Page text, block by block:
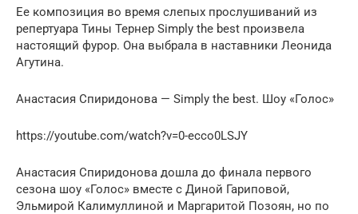
Ее композиция во время слепых прослушиваний из
репертуара Тины Тернер Simply the best произвела
настоящий фурор. Она выбрала в наставники Леонида
Агутина.
Анастасия Спиридонова — Simply the best. Шоу «Голос»
https://youtube.com/watch?v=0-ecco0LSJY
Анастасия Спиридонова дошла до финала первого
сезона шоу «Голос» вместе с Диной Гариповой,
Эльмирой Калимуллиной и Маргаритой Позоян, но по